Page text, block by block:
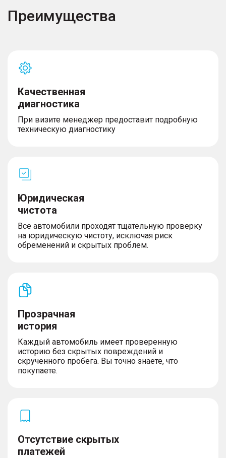
Преимущества
Качественная
диагностика
При визите менеджер предоставит подробную
техническую диагностику
Юридическая
чистота
Все автомобили проходят тщательную проверку
на юридическую чистоту, исключая риск
обременений и скрытых проблем.
Прозрачная
история
Каждый автомобиль имеет проверенную
историю без скрытых повреждений и
скрученного пробега. Вы точно знаете, что
покупаете.
Отсутствие скрытых
платежей